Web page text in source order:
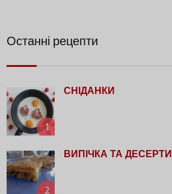
Останні рецепти
1
СНІДАНКИ
ВИПІЧКА ТА ДЕСЕРТИ